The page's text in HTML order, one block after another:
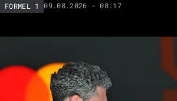
FORMEL 1 09.08.2026 - 08:17